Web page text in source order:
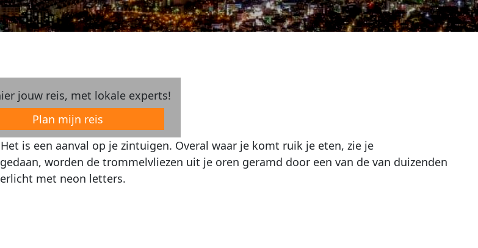
jouw reis, met lokale experts!
Plan mijn reis
is een aanval op je zintuigen. Overal waar je komt ruik je eten, zie je
worden de trommelvliezen uit je oren geramd door een van de van duizenden
met neon letters.